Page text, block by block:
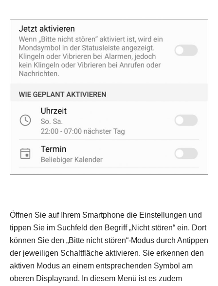
Öffnen Sie auf Ihrem Smartphone die Einstellungen und
tippen Sie im Suchfeld den Begriff „Nicht stören“ ein. Dort
können Sie den „Bitte nicht stören“-Modus durch Antippen
der jeweiligen Schaltfläche aktivieren. Sie erkennen den
aktiven Modus an einem entsprechenden Symbol am
oberen Displayrand. In diesem Menü ist es zudem